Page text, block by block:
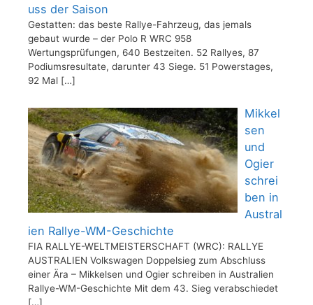
uss der Saison
Gestatten: das beste Rallye-Fahrzeug, das jemals
gebaut wurde – der Polo R WRC 958
Wertungsprüfungen, 640 Bestzeiten. 52 Rallyes, 87
Podiumsresultate, darunter 43 Siege. 51 Powerstages,
92 Mal […]
Mikkel
sen
und
Ogier
schrei
ben in
Austral
ien Rallye-WM-Geschichte
FIA RALLYE-WELTMEISTERSCHAFT (WRC): RALLYE
AUSTRALIEN Volkswagen Doppelsieg zum Abschluss
einer Ära – Mikkelsen und Ogier schreiben in Australien
Rallye-WM-Geschichte Mit dem 43. Sieg verabschiedet
[…]